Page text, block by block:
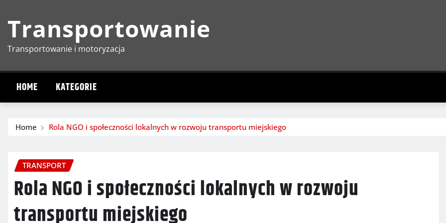
content
Transportowanie
Transportowanie i motoryzacja
HOME KATEGORIE
Home Rola NGO i społeczności lokalnych w rozwoju transportu miejskiego
TRANSPORT
Rola NGO i społeczności lokalnych w rozwoju
transportu miejskiego